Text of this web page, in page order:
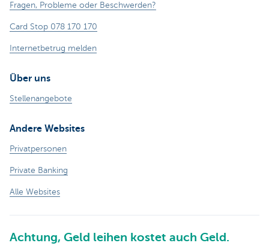
Fragen, Probleme oder Beschwerden?
Card Stop 078 170 170
Internetbetrug melden
Über uns
Stellenangebote
Andere Websites
Privatpersonen
Private Banking
Alle Websites
Achtung, Geld leihen kostet auch Geld.